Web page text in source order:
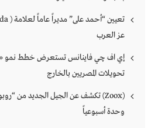
عز العرب
إي اف چي فاينانس تستعرض خطط نمو
تحويلات المصريين بالخارج
وحدة أسبوعياً